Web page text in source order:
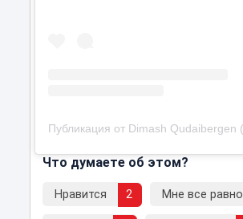
Что думаете об этом?
Нравится 2 Мне все равно